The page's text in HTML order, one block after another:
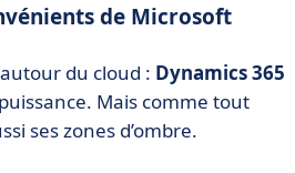
de Microsoft
du cloud : Dynamics 365
Mais comme tout
ses zones d’ombre.